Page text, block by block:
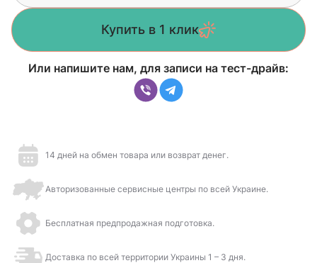
Купить в 1 клик
Или напишите нам, для записи на тест-драйв:
14 дней на обмен товара или возврат денег.
Авторизованные сервисные центры по всей Украине.
Бесплатная предпродажная подготовка.
Доставка по всей территории Украины 1 – 3 дня.